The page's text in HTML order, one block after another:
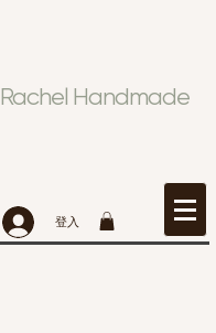
Rachel Handmade
登入